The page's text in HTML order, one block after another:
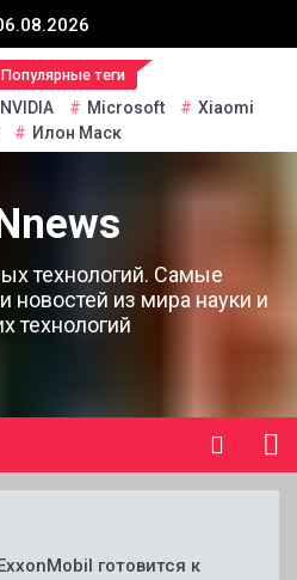
Популярные теги
NVIDIA Microsoft
Xiaomi
Илон Маск
технологий. Самые
новостей из мира науки и
технологий
готовится к